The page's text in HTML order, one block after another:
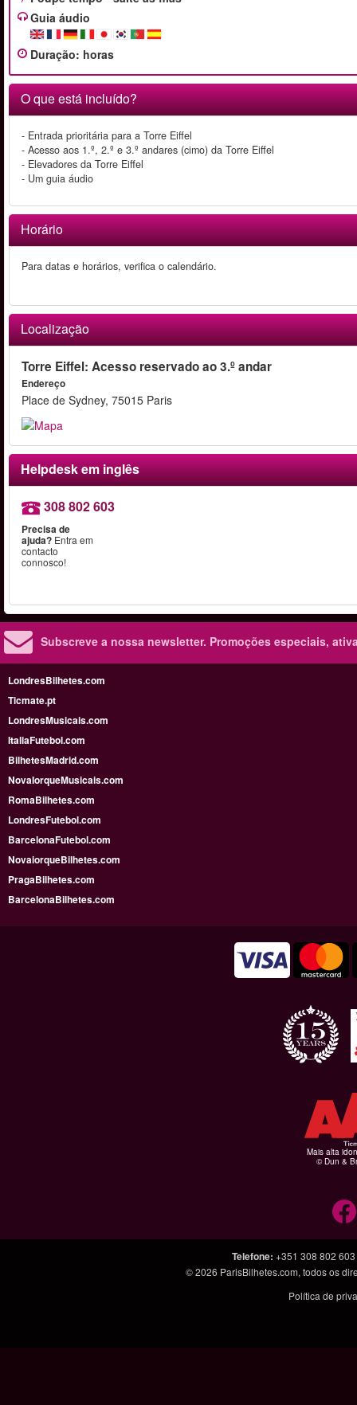
Guia áudio
Duração: horas
O que está incluído?
- Entrada prioritária para a Torre Eiffel
- Acesso aos 1.º, 2.º e 3.º andares (cimo) da Torre Eiffel
- Elevadores da Torre Eiffel
- Um guia áudio
Horário
Para datas e horários, verifica o calendário.
Localização
Torre Eiffel: Acesso reservado ao 3.º andar
Endereço
Place de Sydney, 75015 Paris
Helpdesk em inglês
308 802 603
Precisa de
ajuda? Entra em
contacto
connosco!
Subscreve a nossa newsletter. Promoções especiais,
LondresBilhetes.com
Ticmate.pt
LondresMusicais.com
ItaliaFutebol.com
BilhetesMadrid.com
NovaIorqueMusicais.com
RomaBilhetes.com
LondresFutebol.com
BarcelonaFutebol.com
NovaiorqueBilhetes.com
PragaBilhetes.com
BarcelonaBilhetes.com
Mais alta
© Dun &
Telefone: +351 308 802 603
© 2026 ParisBilhetes.com, todos os
Política de